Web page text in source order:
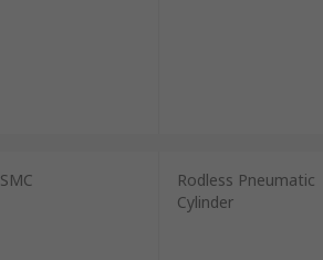
SMC
Rodless Pneumatic
Cylinder